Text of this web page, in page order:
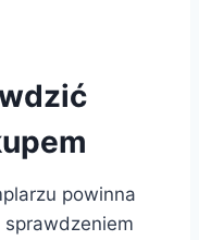
powinna
sprawdzeniem